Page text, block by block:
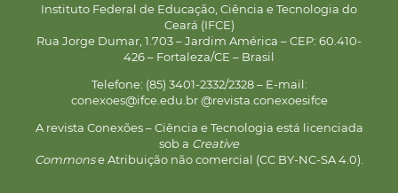
Instituto Federal de Educação, Ciência e Tecnologia do
Ceará (IFCE)
Rua Jorge Dumar, 1.703 – Jardim América – CEP: 60.410-
426 – Fortaleza/CE – Brasil
Telefone: (85) 3401-2332/2328 – E-mail:
conexoes@ifce.edu.br @revista.conexoesifce
A revista Conexões – Ciência e Tecnologia está licenciada
sob a Creative
Commonse Atribuição não comercial (CC BY-NC-SA 4.0).